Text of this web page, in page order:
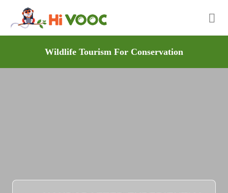
content
Wildlife Tourism For Conservation